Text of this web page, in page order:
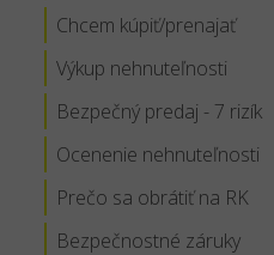
Chcem kúpiť/prenajať
Výkup nehnuteľnosti
Bezpečný predaj - 7 rizík
Ocenenie nehnuteľnosti
Prečo sa obrátiť na RK
Bezpečnostné záruky